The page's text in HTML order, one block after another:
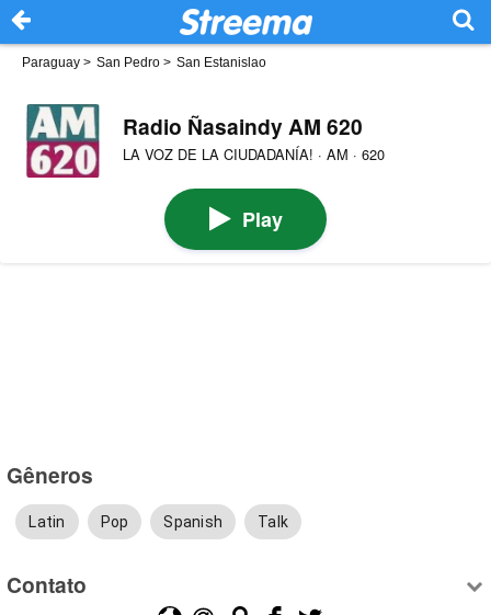
Paraguay > San Pedro > San Estanislao
Radio Ñasaindy AM 620
LA VOZ DE LA CIUDADANÍA! · AM · 620
Play
Gêneros
Latin Pop Spanish Talk
Contato